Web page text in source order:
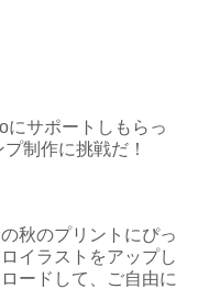
にサポートしもらっ
制作に挑戦だ！
秋のプリントにぴっ
イラストをアップし
ードして、ご自由に